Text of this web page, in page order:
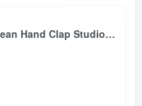
拍手和弹指的终极音色 Robotic Bean Hand Clap Studio v1.3.0 WiN/MAC（2022.11.16新增MAC版）